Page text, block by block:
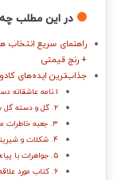
در این مطلب
راهنمای سریع
+ رنج قیمتی
جذاب‌ترین ایده‌های
1.نامه عاشقانه دست‌نویس
۲. گل و دسته گل سفارشی
۳. جعبه خاطرات مشترک
۴. شکلات و شیرینی‌های دست‌ساز
۵. جواهرات با پیام شخصی
۶. کتاب مورد علاقه او